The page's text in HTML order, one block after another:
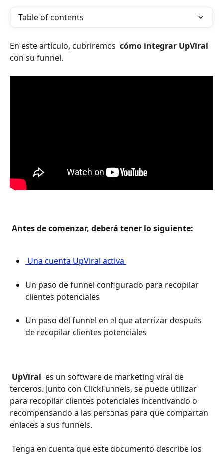
Table of contents
En este artículo, cubriremos cómo integrar UpViral
con su funnel.
Antes de comenzar, deberá tener lo siguiente:
Una cuenta UpViral activa
Un paso de funnel configurado para recopilar
clientes potenciales
Un paso del funnel en el que aterrizar después
de recopilar clientes potenciales
UpViral es un software de marketing viral de
terceros. Junto con ClickFunnels, se puede utilizar
para recopilar clientes potenciales incentivando o
recompensando a las personas para que compartan
enlaces a sus funnels.